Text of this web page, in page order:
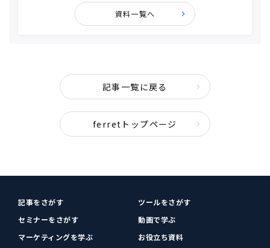
資料一覧へ
記事一覧に戻る
ferretトップページ
記事をさがす
ツールをさがす
セミナーをさがす
動画で学ぶ
マーケティングを学ぶ
お役立ち資料